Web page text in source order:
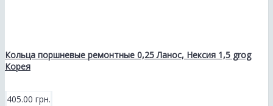
Кольца поршневые ремонтные 0,25 Ланос, Нексия 1,5 grog
Корея
405.00 грн.